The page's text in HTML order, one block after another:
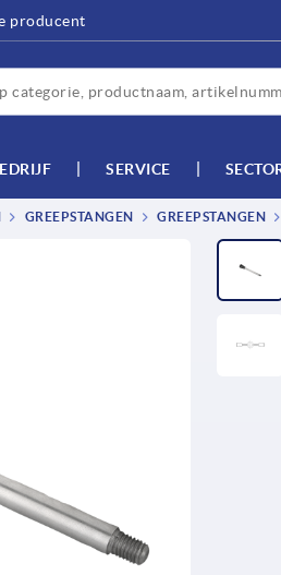
producent
SERVICE
GREEPSTANGEN GREEPSTANGEN